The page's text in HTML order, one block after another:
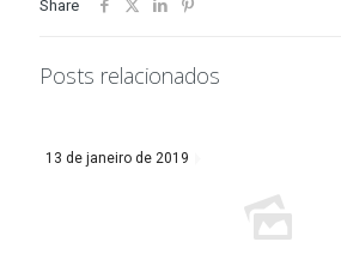
Share
Posts relacionados
13 de janeiro de 2019